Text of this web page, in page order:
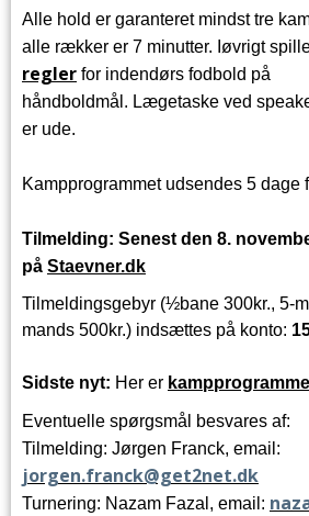
Al le hold er garanteret mindst tre
alle rækker er 7 minutter. Iøvrigt
regler for indendørs fodbold på
håndboldmål. Lægetaske ved
er ude.
Kampprogrammet udsendes 5 dage
Tilmelding: Senest den 8.
på Staevner.dk
Tilmeldingsgebyr (½bane 300kr., 5-
mands 500kr.) indsættes på konto:
Sidste nyt: Her er
Eventuelle spørgsmål besvares af:
Tilmelding: Jørgen Franck, email:
jorgen.franck@get2net.dk
Turnering: Nazam Fazal, email: